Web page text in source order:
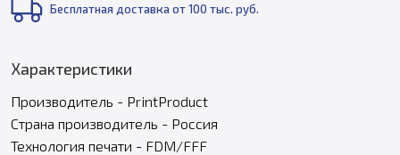
Бесплатная доставка от 100 тыс. руб.
Характеристики
Производитель - PrintProduct
Страна производитель - Россия
Технология печати - FDM/FFF